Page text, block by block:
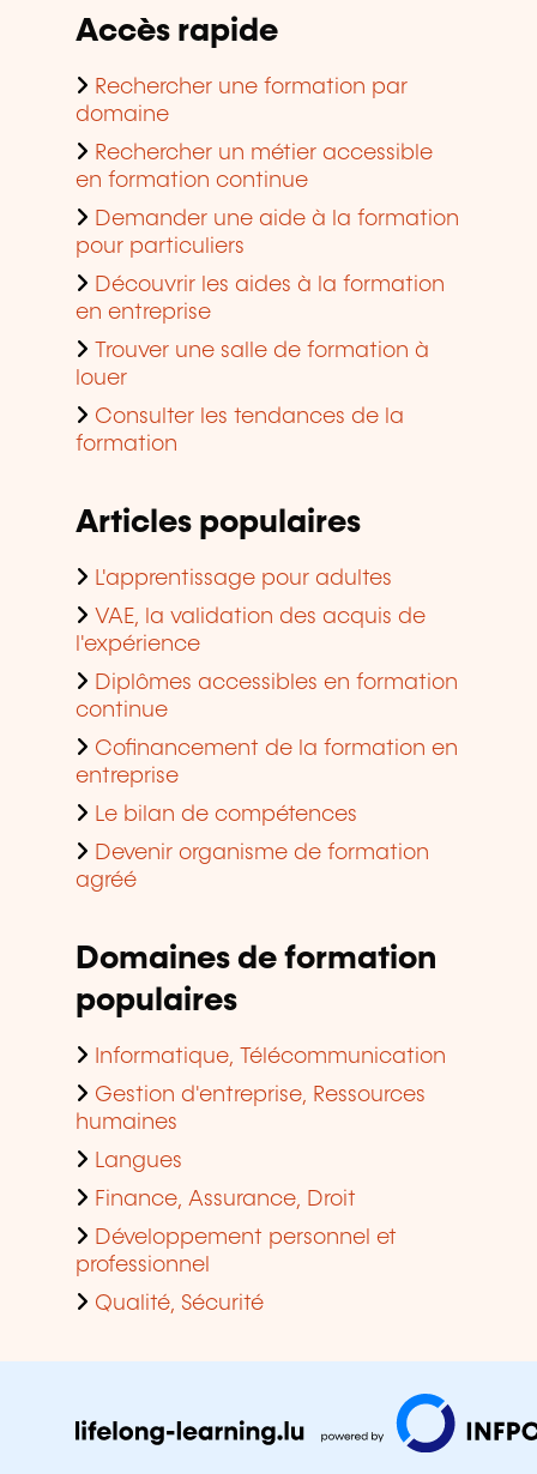
Accès rapide
Rechercher une formation par
domaine
Rechercher un métier accessible
en formation continue
Demander une aide à la formation
pour particuliers
Découvrir les aides à la formation
en entreprise
Trouver une salle de formation à
louer
Consulter les tendances de la
formation
Articles populaires
L'apprentissage pour adultes
VAE, la validation des acquis de
l'expérience
Diplômes accessibles en formation
continue
Cofinancement de la formation en
entreprise
Le bilan de compétences
Devenir organisme de formation
agréé
Domaines de formation
populaires
Informatique, Télécommunication
Gestion d'entreprise, Ressources
humaines
Langues
Finance, Assurance, Droit
Développement personnel et
professionnel
Qualité, Sécurité